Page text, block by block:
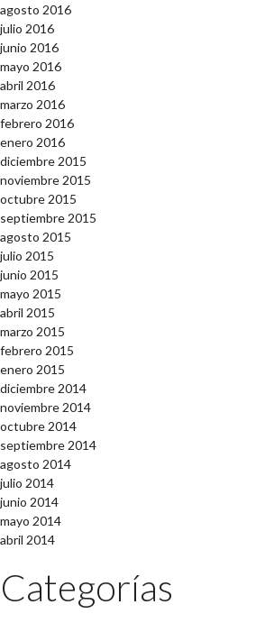
agosto 2016
julio 2016
junio 2016
mayo 2016
abril 2016
marzo 2016
febrero 2016
enero 2016
diciembre 2015
noviembre 2015
octubre 2015
septiembre 2015
agosto 2015
julio 2015
junio 2015
mayo 2015
abril 2015
marzo 2015
febrero 2015
enero 2015
diciembre 2014
noviembre 2014
octubre 2014
septiembre 2014
agosto 2014
julio 2014
junio 2014
mayo 2014
abril 2014
Categorías